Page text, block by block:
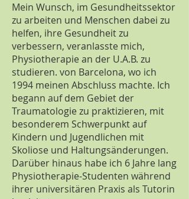
Mein Wunsch, im Gesundheitssektor
zu arbeiten und Menschen dabei zu
helfen, ihre Gesundheit zu
verbessern, veranlasste mich,
Physiotherapie an der U.A.B. zu
studieren. von Barcelona, wo ich
1994 meinen Abschluss machte. Ich
begann auf dem Gebiet der
Traumatologie zu praktizieren, mit
besonderem Schwerpunkt auf
Kindern und Jugendlichen mit
Skoliose und Haltungsänderungen.
Darüber hinaus habe ich 6 Jahre lang
Physiotherapie-Studenten während
ihrer universitären Praxis als Tutorin